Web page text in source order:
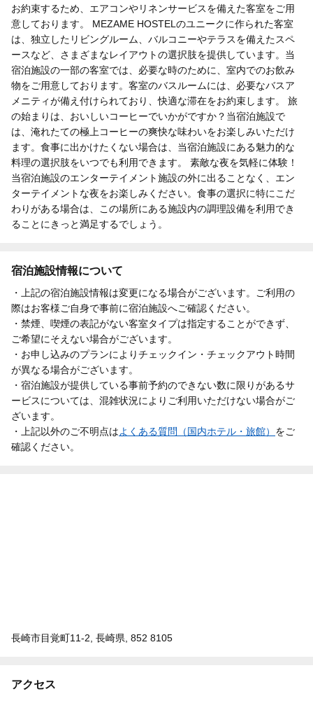
お約束するため、エアコンやリネンサービスを備えた客室をご用
意しております。 MEZAME HOSTELのユニークに作られた客室
は、独立したリビングルーム、バルコニーやテラスを備えたスペ
ースなど、さまざまなレイアウトの選択肢を提供しています。当
宿泊施設の一部の客室では、必要な時のために、室内でのお飲み
物をご用意しております。客室のバスルームには、必要なバスア
メニティが備え付けられており、快適な滞在をお約束します。 旅
の始まりは、おいしいコーヒーでいかがですか？当宿泊施設で
は、淹れたての極上コーヒーの爽快な味わいをお楽しみいただけ
ます。食事に出かけたくない場合は、当宿泊施設にある魅力的な
料理の選択肢をいつでも利用できます。 素敵な夜を気軽に体験！
当宿泊施設のエンターテイメント施設の外に出ることなく、エン
ターテイメントな夜をお楽しみください。食事の選択に特にこだ
わりがある場合は、この場所にある施設内の調理設備を利用でき
ることにきっと満足するでしょう。
宿泊施設情報について
・上記の宿泊施設情報は変更になる場合がございます。ご利用の
際はお客様ご自身で事前に宿泊施設へご確認ください。
・禁煙、喫煙の表記がない客室タイプは指定することができず、
ご希望にそえない場合がございます。
・お申し込みのプランによりチェックイン・チェックアウト時間
が異なる場合がございます。
・宿泊施設が提供している事前予約のできない数に限りがあるサ
ービスについては、混雑状況によりご利用いただけない場合がご
ざいます。
・上記以外のご不明点はよくある質問（国内ホテル・旅館） をご
確認ください。
長崎市目覚町11-2, 長崎県, 852 8105
アクセス